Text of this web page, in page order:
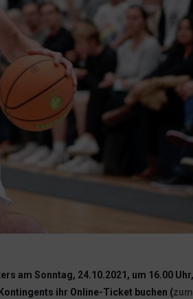
am Sonntag, 24.10.2021, um 16.00
ihr Online-Ticket buchen (